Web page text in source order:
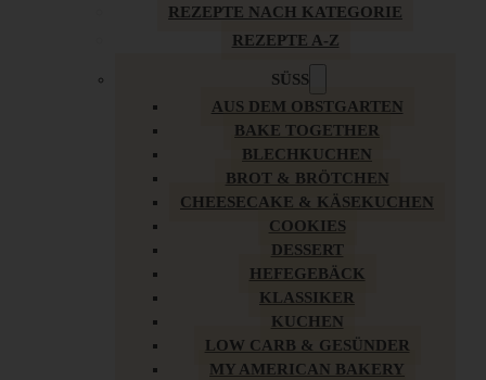
REZEPTE NACH KATEGORIE
REZEPTE A-Z
SÜSS
AUS DEM OBSTGARTEN
BAKE TOGETHER
BLECHKUCHEN
BROT & BRÖTCHEN
CHEESECAKE & KÄSEKUCHEN
COOKIES
DESSERT
HEFEGEBÄCK
KLASSIKER
KUCHEN
LOW CARB & GESÜNDER
MY AMERICAN BAKERY